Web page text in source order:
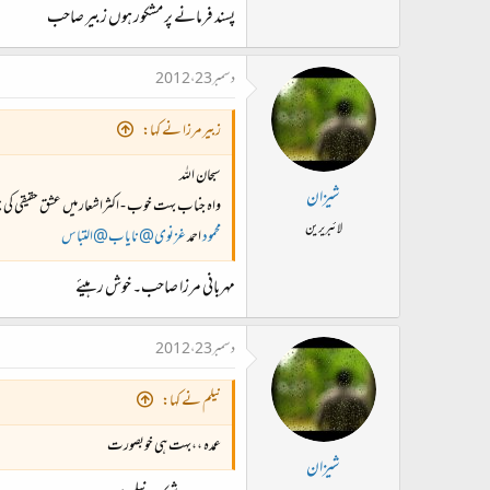
پسند فرمانے پر مشکور ہوں زبیر صاحب
شیزان
لائبریرین
دسمبر 23، 2012
زبیر مرزا نے کہا:
سبحان اللہ
واہ جناب بہت خوب - اکثراشعار میں عشق حقیقی
محموداحمدغزنوی@نایاب@التباس
مہربانی مرزا صاحب۔ خوش رہیئے
شیزان
دسمبر 23، 2012
نیلم نے کہا:
عمدہ ،،بہت ہی خوبصورت